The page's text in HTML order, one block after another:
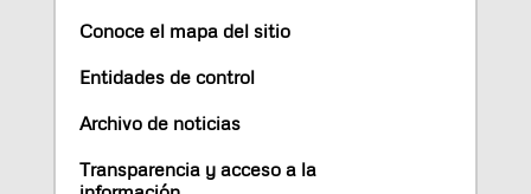
Conoce el mapa del sitio
Entidades de control
Archivo de noticias
Transparencia y acceso a la